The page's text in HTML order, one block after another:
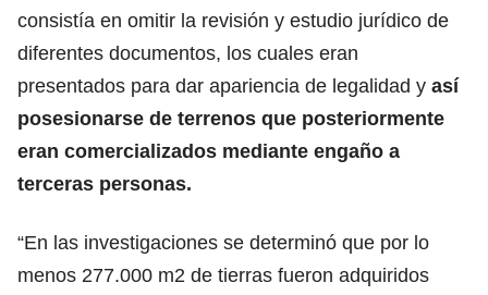
consistía en omitir la revisión y estudio jurídico de
diferentes documentos, los cuales eran
presentados para dar apariencia de legalidad y así
posesionarse de terrenos que posteriormente
eran comercializados mediante engaño a
terceras personas.
“En las investigaciones se determinó que por lo
menos 277.000 m2 de tierras fueron adquiridos